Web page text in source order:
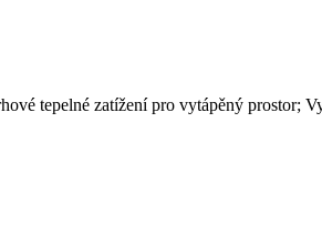
tepelné zatížení pro vytápěný prostor;